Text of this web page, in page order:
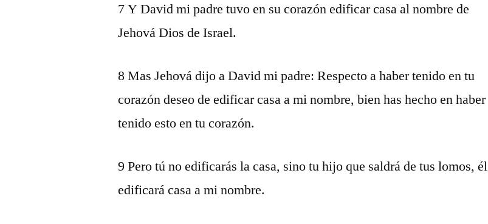
7 Y David mi padre tuvo en su corazón edificar casa al nombre de
Jehová Dios de Israel.
8 Mas Jehová dijo a David mi padre: Respecto a haber tenido en tu
corazón deseo de edificar casa a mi nombre, bien has hecho en haber
tenido esto en tu corazón.
9 Pero tú no edificarás la casa, sino tu hijo que saldrá de tus lomos, él
edificará casa a mi nombre.